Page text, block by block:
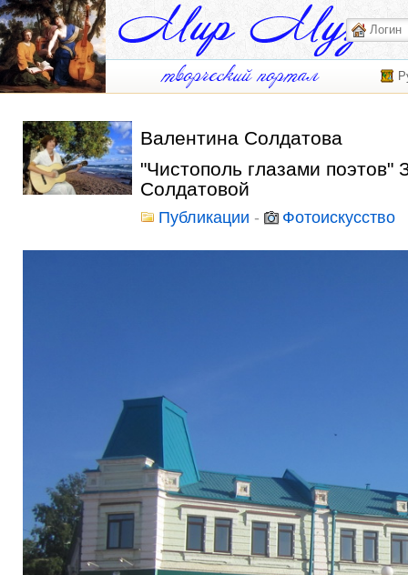
Валентина Солдатова
"Чистополь глазами
Солдатовой
Публикации - Фотоискусство